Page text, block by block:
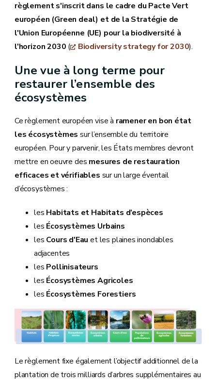
règlement s'inscrit dans le cadre du Pacte Vert
européen (Green deal) et de la Stratégie de
l'Union Européenne (UE) pour la biodiversité à
l'horizon 2030 ( Biodiversity strategy for 2030).
Une vue à long terme pour
restaurer l’ensemble des
écosystèmes
Ce règlement européen vise à ramener en bon état
les écosystèmes sur l’ensemble du territoire
européen. Pour y parvenir, les États membres devront
mettre en oeuvre des mesures de restauration
efficaces et vérifiables sur un large éventail
d’écosystèmes :
les Habitats et Habitats d’espèces
les Écosystèmes Urbains
les Cours d'Eau et les plaines inondables
adjacentes
les Pollinisateurs
les Écosystèmes Agricoles
les Écosystèmes Forestiers
Le règlement fixe également l’objectif additionnel de la
plantation de trois milliards d’arbres supplémentaires au